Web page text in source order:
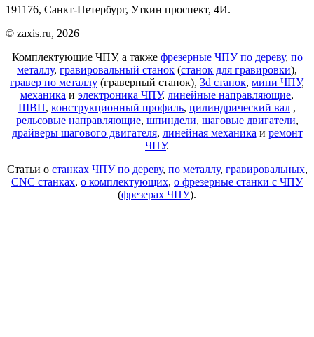
191176, Санкт-Петербург, Уткин проспект, 4И.
© zaxis.ru, 2026
Комплектующие ЧПУ, а также фрезерные ЧПУ по дереву, по
металлу, гравировальный станок (станок для гравировки),
гравер по металлу (граверный станок), 3d станок, мини ЧПУ,
механика и электроника ЧПУ, линейные направляющие,
ШВП, конструкционный профиль, цилиндрический вал ,
рельсовые направляющие, шпиндели, шаговые двигатели,
драйверы шагового двигателя, линейная механика и ремонт
ЧПУ.
Статьи о станках ЧПУ по дереву, по металлу, гравировальных,
CNC станках, о комплектующих, о фрезерные станки с ЧПУ
(фрезерах ЧПУ).